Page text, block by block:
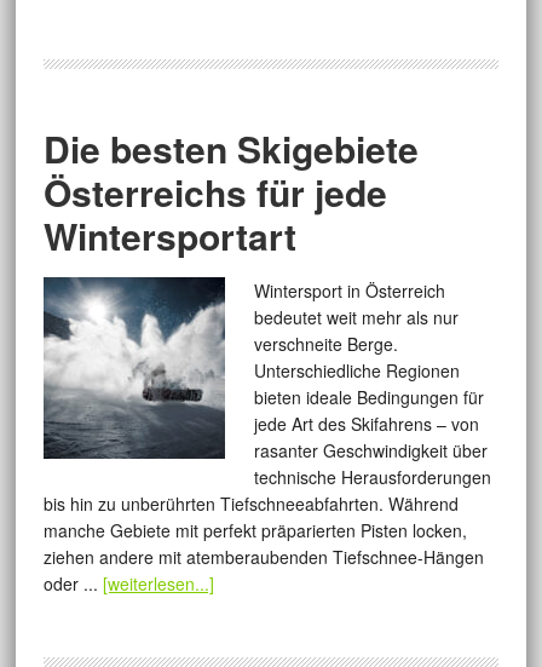
Die besten Skigebiete
Österreichs für jede
Wintersportart
Wintersport in Österreich
bedeutet weit mehr als nur
verschneite Berge.
Unterschiedliche Regionen
bieten ideale Bedingungen für
jede Art des Skifahrens – von
rasanter Geschwindigkeit über
technische Herausforderungen
bis hin zu unberührten Tiefschneeabfahrten. Während
manche Gebiete mit perfekt präparierten Pisten locken,
ziehen andere mit atemberaubenden Tiefschnee-Hängen
oder ... [weiterlesen...]